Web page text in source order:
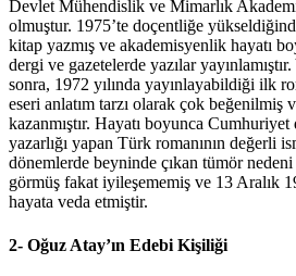
Devlet Mühendislik ve Mimarlık
olmuştur. 1975’te doçentliğe
kitap yazmış ve akademisyenlik hayatı
dergi ve gazetelerde yazılar
sonra, 1972 yılında yayınlayabildiği ilk
eseri anlatım tarzı olarak çok beğenilmiş
kazanmıştır. Hayatı boyunca
yazarlığı yapan Türk romanının değerli
dönemlerde beyninde çıkan tümör
görmüş fakat iyileşememiş ve 13 Aralık
hayata veda etmiştir.
2- Oğuz Atay’ın Edebi Kişiliği